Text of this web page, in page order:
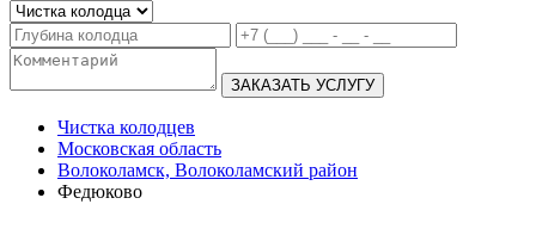
ЗАКАЗАТЬ УСЛУГУ
Чистка колодцев
Московская область
Волоколамск, Волоколамский район
Федюково